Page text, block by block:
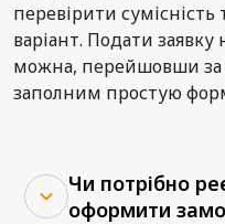
перевірити сумісність
варіант. Подати
можна, перейшовши
заполним простую
Чи потрібно
оформити